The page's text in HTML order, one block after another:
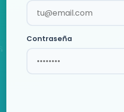
Contraseña